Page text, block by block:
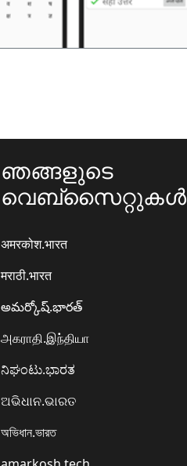
ഞങ്ങളുടെ
വെബ്സൈറ്റുകൾ
अमरकोश.भारत
मराठी.भारत
అమర్కోష్.భారత్
அகராதி.இந்தியா
ನಿಘಂಟು.ಭಾರತ
ଅଭିଧାନ.ଭାରତ
অভিধান.ভারত